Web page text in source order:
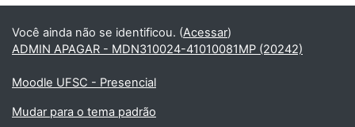
Você ainda não se identificou. (Acessar)
ADMIN APAGAR - MDN310024-41010081MP (20242)
Moodle UFSC - Presencial
Mudar para o tema padrão